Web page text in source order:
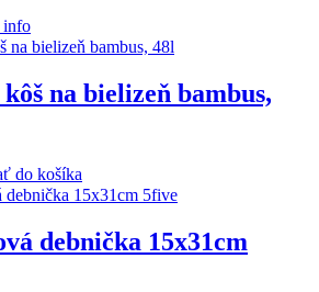
info
na bielizeň bambus,
do košíka
debnička 15x31cm